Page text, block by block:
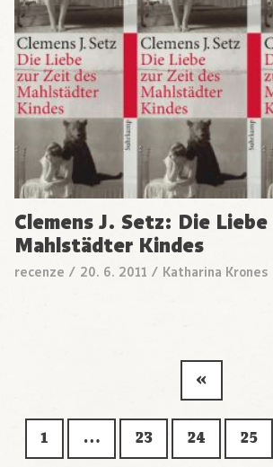
Clemens J. Setz: Die
Mahlstädter Kindes
recenze / 20. 6. 2011 / Katharina Krones
«
1 … 23 24 25